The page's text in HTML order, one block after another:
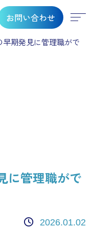
お問い合わせ
早期発見に管理職がで
に管理職がで
2026.01.02